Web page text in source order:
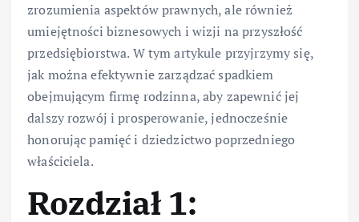
zrozumienia aspektów prawnych, ale również
umiejętności biznesowych i wizji na przyszłość
przedsiębiorstwa. W tym artykule przyjrzymy się,
jak można efektywnie zarządzać spadkiem
obejmującym firmę rodzinna, aby zapewnić jej
dalszy rozwój i prosperowanie, jednocześnie
honorując pamięć i dziedzictwo poprzedniego
właściciela.
Rozdział 1: